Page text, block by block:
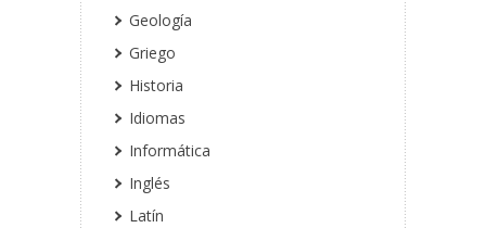
Geología
Griego
Historia
Idiomas
Informática
Inglés
Latín